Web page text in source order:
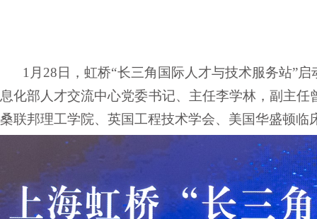
1月28日，虹桥“长三角国际人才与技术服务站”
息化部人才交流中心党委书记、主任李学林，副主
桑联邦理工学院、英国工程技术学会、美国华盛顿